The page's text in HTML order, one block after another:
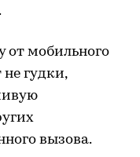
от мобильного
гудки,
вызова.